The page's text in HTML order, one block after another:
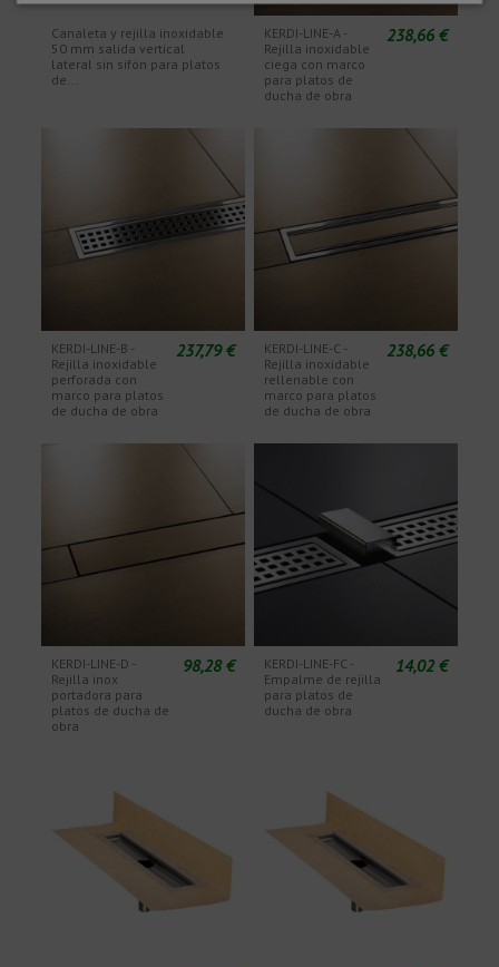
Canaleta y rejilla inoxidable
50 mm salida vertical
lateral sin sifón para platos
de...
KERDI-LINE-A -
Rejilla inoxidable
ciega con marco
para platos de
ducha de obra
238,66 €
KERDI-LINE-B -
Rejilla inoxidable
perforada con
marco para platos
de ducha de obra
237,79 €
KERDI-LINE-C -
Rejilla inoxidable
rellenable con
marco para platos
de ducha de obra
238,66 €
KERDI-LINE-D -
Rejilla inox
portadora para
platos de ducha de
obra
98,28 €
KERDI-LINE-FC -
Empalme de rejilla
para platos de
ducha de obra
14,02 €